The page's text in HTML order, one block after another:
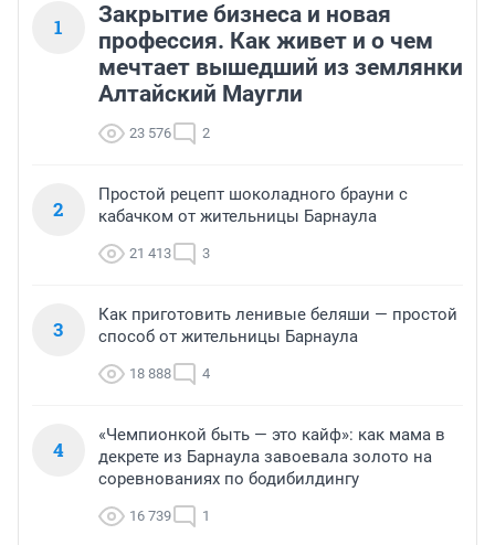
1
Закрытие бизнеса и новая
профессия. Как живет и о чем
мечтает вышедший из землянки
Алтайский Маугли
23 576 2
2
Простой рецепт шоколадного брауни с
кабачком от жительницы Барнаула
21 413 3
3
Как приготовить ленивые беляши — простой
способ от жительницы Барнаула
18 888 4
4
«Чемпионкой быть — это кайф»: как мама в
декрете из Барнаула завоевала золото на
соревнованиях по бодибилдингу
16 739 1